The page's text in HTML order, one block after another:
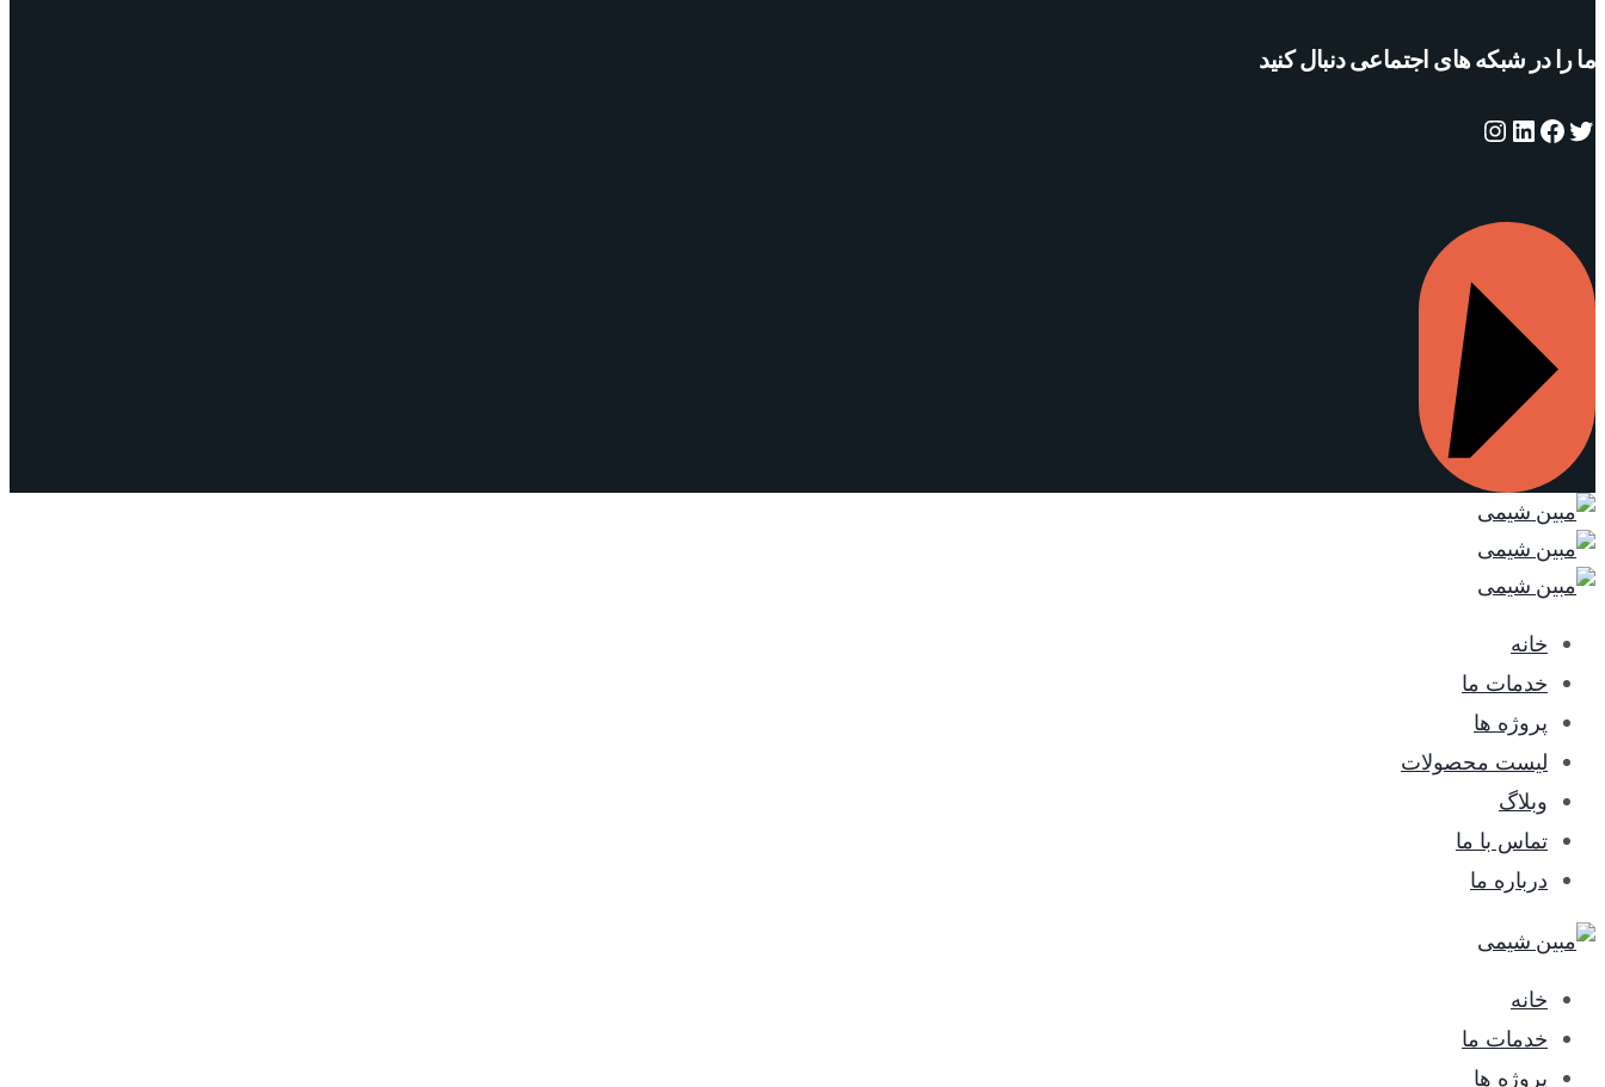
ما را در شبکه های اجتماعی دنبال کنید
توییترفیس‌بوک
لینکداین
اینستاگرم
درخواست مشاوره
خانه
خدمات ما
پروژه ها
لیست محصولات
وبلاگ
تماس با ما
درباره ما
خانه
خدمات ما
پروژه ها